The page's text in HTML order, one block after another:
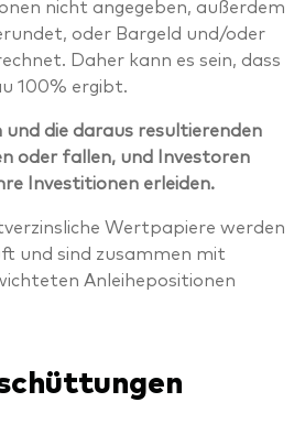
nicht angegeben, außerdem
oder Bargeld und/oder
Daher kann es sein, dass
100% ergibt.
die daraus resultierenden
oder fallen, und Investoren
Investitionen erleiden.
Wertpapiere werden
und sind zusammen mit
Anleihepositionen